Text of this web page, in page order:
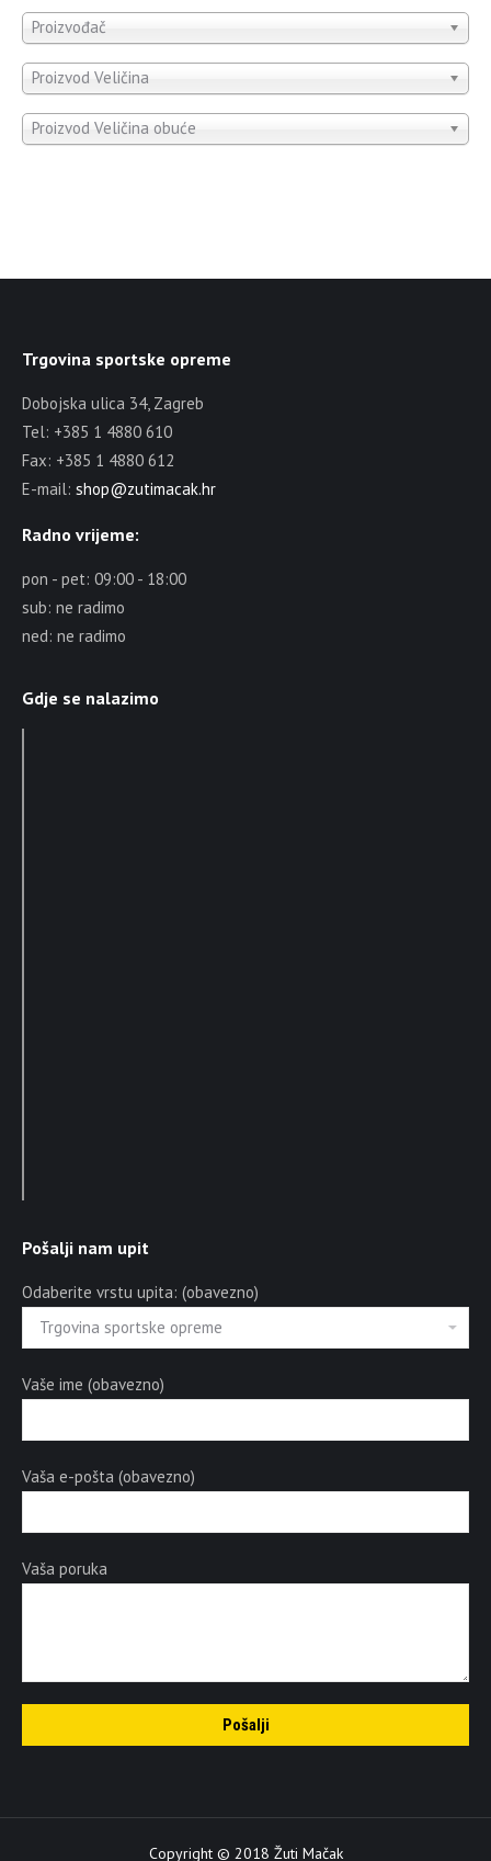
Proizvođač
Proizvod Veličina
Proizvod Veličina obuće
Trgovina sportske opreme
Dobojska ulica 34, Zagreb
Tel: +385 1 4880 610
Fax: +385 1 4880 612
E-mail: shop@zutimacak.hr
Radno vrijeme:
pon - pet: 09:00 - 18:00
sub: ne radimo
ned: ne radimo
Gdje se nalazimo
Pošalji nam upit
Odaberite vrstu upita: (obavezno)
Vaše ime (obavezno)
Vaša e-pošta (obavezno)
Vaša poruka
Copyright © 2018 Žuti Mačak